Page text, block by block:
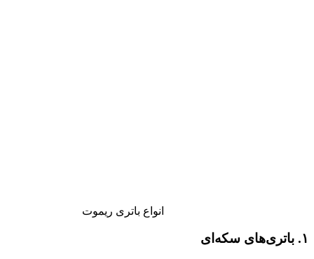
انواع باتری ریموت
۱. باتری‌های سکه‌ای